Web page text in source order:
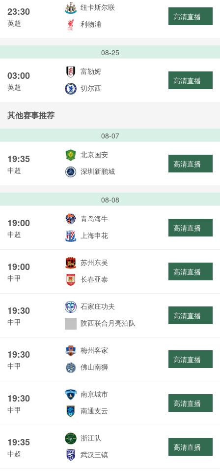
23:30
英超
纽卡斯尔联
利物浦
高清直播
08-25
03:00
英超
富勒姆
切尔西
高清直播
其他赛事推荐
08-07
19:35
中超
北京国安
深圳新鹏城
高清直播
08-08
19:00
中超
青岛海牛
上海申花
高清直播
19:00
中甲
苏州东吴
长春亚泰
高清直播
19:30
中甲
石家庄功夫
陕西联合月亮泊队
高清直播
19:30
中甲
梅州客家
佛山南狮
高清直播
19:30
中甲
南京城市
南通支云
高清直播
19:35
中超
浙江队
武汉三镇
高清直播